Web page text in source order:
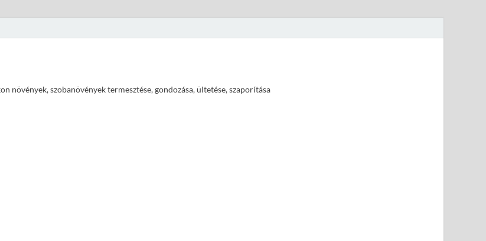
szobanövények termesztése, gondozása, ültetése, szaporítása